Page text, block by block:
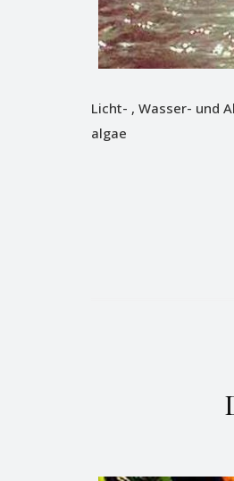
Licht- , Wasser- und
algae